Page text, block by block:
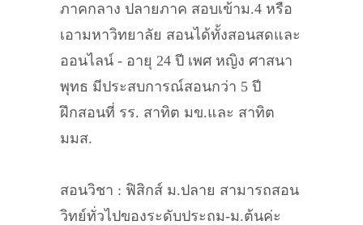
ภาคกลาง ปลายภาค สอบเข้าม.4 หรือ
เอามหาวิทยาลัย สอนได้ทั้งสอนสดและ
ออนไลน์ - อายุ 24 ปี เพศ หญิง ศาสนา
พุทธ มีประสบการณ์สอนกว่า 5 ปี
ฝึกสอนที่ รร. สาทิต มข.และ สาทิต
มมส.
สอนวิชา : ฟิสิกส์ ม.ปลาย สามารถสอน
วิทย์ทั่วไปของระดับประถม-ม.ต้นค่ะ